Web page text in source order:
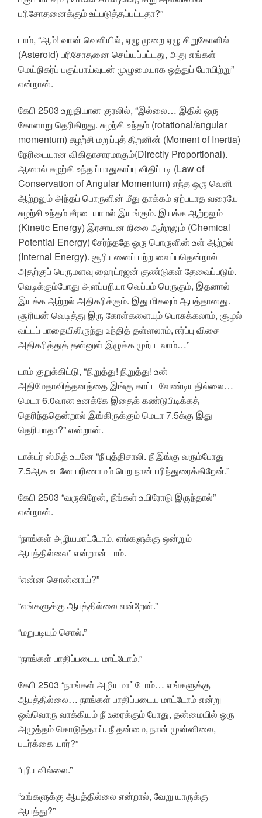
பரிசோதனைக்கும் உட்படுத்தப்பட்டதா?”
டாம், “ஆம்! வான் வெளியில், ஏழு முறை ஏழு சிறுகோளில்
(Asteroid) பரிசோதனை செய்யப்பட்டது, அது எங்கள்
மெய்நிகர்ப் பகுப்பாய்வுடன் முழுமையாக ஒத்துப் போயிற்று”
என்றான்.
கேபி 2503 உறுதியான குரலில், “இல்லை… இதில் ஒரு
கோளாறு தெரிகிறது. சுழற்சி உந்தம் (rotational/angular
momentum) சுழற்சி மறுப்புத் திறனின் (Moment of Inertia)
நேரிடையான விகிதாசாரமாகும்(Directly Proportional).
ஆனால் சுழற்சி உந்த ப்பாதுகாப்பு விதிப்படி (Law of
Conservation of Angular Momentum) எந்த ஒரு வெளி
ஆற்றலும் அந்தப் பொருளின் மீது தாக்கம் ஏற்படாத வரையே
சுழற்சி உந்தம் சீரடையாமல் இயங்கும். இயக்க ஆற்றலும்
(Kinetic Energy) இரசாயன நிலை ஆற்றலும் (Chemical
Potential Energy) சேர்ந்ததே ஒரு பொருளின் உள் ஆற்றல்
(Internal Energy). சூரியனைப் பற்ற வைப்பதென்றால்
அதற்குப் பெருமளவு ஹைட்ரஜன் குண்டுகள் தேவைப்படும்.
வெடிக்கும்போது அளப்பறியா வெப்பம் பெருகும், இதனால்
இயக்க ஆற்றல் அதிகரிக்கும். இது மிகவும் ஆபத்தானது.
சூரியன் வெடித்து இரு கோள்களையும் பொசுக்கலாம், சூழல்
வட்டப் பாதையிலிருந்து உந்தித் தள்ளலாம், ஈர்ப்பு விசை
அதிகரித்துத் தன்னுள் இழுக்க முற்படலாம்…”
டாம் குறுக்கிட்டு, “நிறுத்து! நிறுத்து! உன்
அதிமேதாவித்தனத்தை இங்கு காட்ட வேண்டியதில்லை…
மெடா 6.0வான உனக்கே இதைக் கண்டுபிடிக்கத்
தெரிந்ததென்றால் இங்கிருக்கும் மெடா 7.5க்கு இது
தெரியாதா?” என்றான்.
டாக்டர் ஸ்மித் உடனே “நீ புத்திசாலி. நீ இங்கு வரும்போது
7.5ஆக உடனே பரிணாமம் பெற நான் பரிந்துரைக்கிறேன்.”
கேபி 2503 “வருகிறேன், நீங்கள் உயிரோடு இருந்தால்”
என்றான்.
“நாங்கள் அழியமாட்டோம். எங்களுக்கு ஒன்றும்
ஆபத்தில்லை” என்றான் டாம்.
“என்ன சொன்னாய்?”
“எங்களுக்கு ஆபத்தில்லை என்றேன்.”
“மறுபடியும் சொல்.”
“நாங்கள் பாதிப்படைய மாட்டோம்.”
கேபி 2503 “நாங்கள் அழியமாட்டோம்… எங்களுக்கு
ஆபத்தில்லை… நாங்கள் பாதிப்படைய மாட்டோம் என்று
ஒவ்வொரு வாக்கியம் நீ உரைக்கும் போது, தன்மையில் ஒரு
அழுத்தம் கொடுத்தாய். நீ தன்மை, நான் முன்னிலை,
படர்க்கை யார்?”
“புரியவில்லை.”
“உங்களுக்கு ஆபத்தில்லை என்றால், வேறு யாருக்கு
ஆபத்து?”